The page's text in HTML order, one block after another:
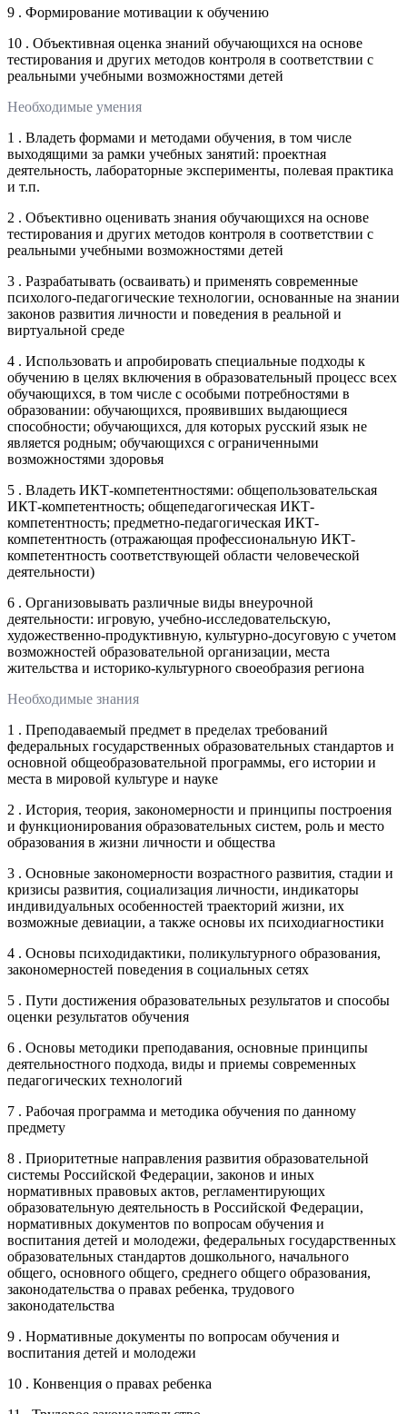
9 . Формирование мотивации к обучению
10 . Объективная оценка знаний обучающихся на основе
тестирования и других методов контроля в соответствии с
реальными учебными возможностями детей
Необходимые умения
1 . Владеть формами и методами обучения, в том числе
выходящими за рамки учебных занятий: проектная
деятельность, лабораторные эксперименты, полевая практика
и т.п.
2 . Объективно оценивать знания обучающихся на основе
тестирования и других методов контроля в соответствии с
реальными учебными возможностями детей
3 . Разрабатывать (осваивать) и применять современные
психолого-педагогические технологии, основанные на знании
законов развития личности и поведения в реальной и
виртуальной среде
4 . Использовать и апробировать специальные подходы к
обучению в целях включения в образовательный процесс всех
обучающихся, в том числе с особыми потребностями в
образовании: обучающихся, проявивших выдающиеся
способности; обучающихся, для которых русский язык не
является родным; обучающихся с ограниченными
возможностями здоровья
5 . Владеть ИКТ-компетентностями: общепользовательская
ИКТ-компетентность; общепедагогическая ИКТ-
компетентность; предметно-педагогическая ИКТ-
компетентность (отражающая профессиональную ИКТ-
компетентность соответствующей области человеческой
деятельности)
6 . Организовывать различные виды внеурочной
деятельности: игровую, учебно-исследовательскую,
художественно-продуктивную, культурно-досуговую с учетом
возможностей образовательной организации, места
жительства и историко-культурного своеобразия региона
Необходимые знания
1 . Преподаваемый предмет в пределах требований
федеральных государственных образовательных стандартов и
основной общеобразовательной программы, его истории и
места в мировой культуре и науке
2 . История, теория, закономерности и принципы построения
и функционирования образовательных систем, роль и место
образования в жизни личности и общества
3 . Основные закономерности возрастного развития, стадии и
кризисы развития, социализация личности, индикаторы
индивидуальных особенностей траекторий жизни, их
возможные девиации, а также основы их психодиагностики
4 . Основы психодидактики, поликультурного образования,
закономерностей поведения в социальных сетях
5 . Пути достижения образовательных результатов и способы
оценки результатов обучения
6 . Основы методики преподавания, основные принципы
деятельностного подхода, виды и приемы современных
педагогических технологий
7 . Рабочая программа и методика обучения по данному
предмету
8 . Приоритетные направления развития образовательной
системы Российской Федерации, законов и иных
нормативных правовых актов, регламентирующих
образовательную деятельность в Российской Федерации,
нормативных документов по вопросам обучения и
воспитания детей и молодежи, федеральных государственных
образовательных стандартов дошкольного, начального
общего, основного общего, среднего общего образования,
законодательства о правах ребенка, трудового
законодательства
9 . Нормативные документы по вопросам обучения и
воспитания детей и молодежи
10 . Конвенция о правах ребенка